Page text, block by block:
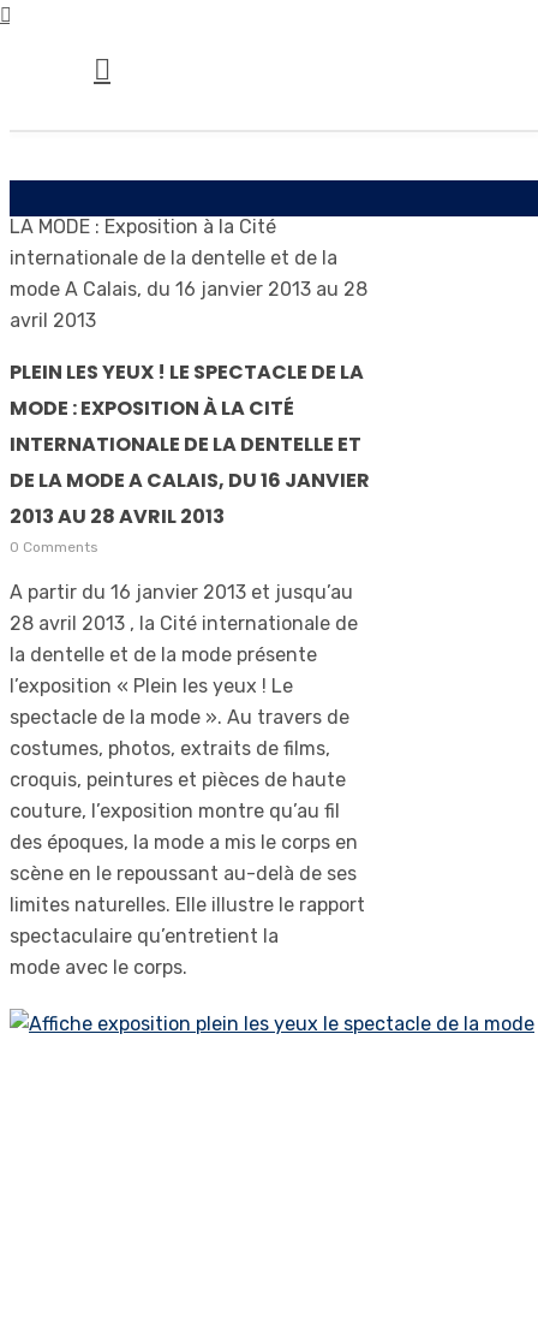
PLEIN LES YEUX ! LE SPECTACLE DE LA
MODE : EXPOSITION À LA CITÉ
INTERNATIONALE DE LA DENTELLE ET
DE LA MODE A CALAIS, DU 16 JANVIER
2013 AU 28 AVRIL 2013
0 Comments
A partir du 16 janvier 2013 et jusqu’au
28 avril 2013 , la Cité internationale de
la dentelle et de la mode présente
l’exposition « Plein les yeux ! Le
spectacle de la mode ». Au travers de
costumes, photos, extraits de films,
croquis, peintures et pièces de haute
couture, l’exposition montre qu’au fil
des époques, la mode a mis le corps en
scène en le repoussant au-delà de ses
limites naturelles. Elle illustre le rapport
spectaculaire qu’entretient la
mode avec le corps.